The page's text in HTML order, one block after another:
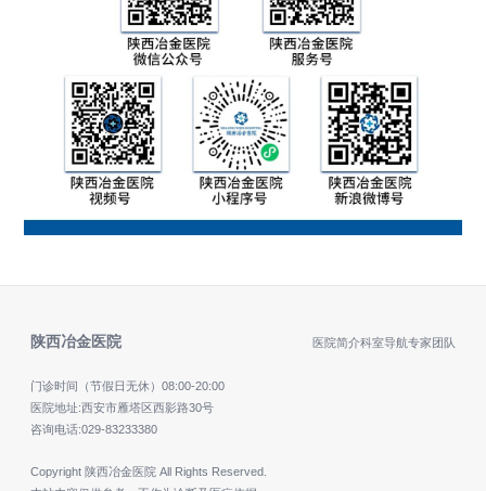
陕西冶金医院 医院简介科室导航专家团队
门诊时间（节假日无休） 08:00-20:00
医院地址:西安市雁塔区西影路30号
咨询电话:029-83233380
Copyright 陕西冶金医院 All Rights Reserved.